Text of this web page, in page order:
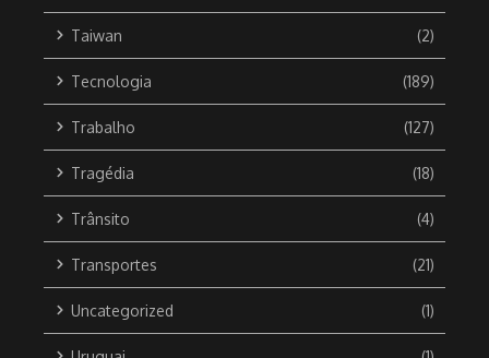
Taiwan (2)
Tecnologia (189)
Trabalho (127)
Tragédia (18)
Trânsito (4)
Transportes (21)
Uncategorized (1)